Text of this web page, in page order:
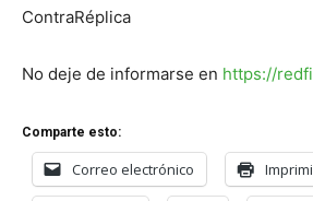
ContraRéplica
No deje de informarse en https://
Comparte esto:
Correo electrónico